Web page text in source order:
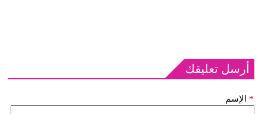
أرسل تعليقك
الإسم *